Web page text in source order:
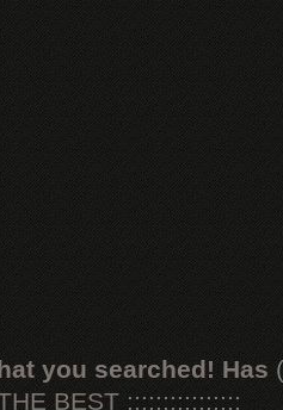
you searched! Has
BEST ::::::::::::::::